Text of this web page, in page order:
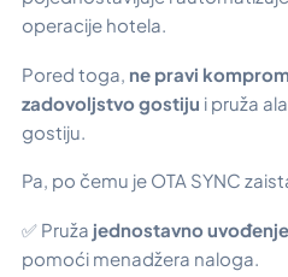
operacije hotela.
Pored toga, ne pravi
zadovoljstvo gostiju i pruža
gostiju.
Pa, po čemu je OTA SYNC
✅ Pruža jednostavno
pomoći menadžera naloga.